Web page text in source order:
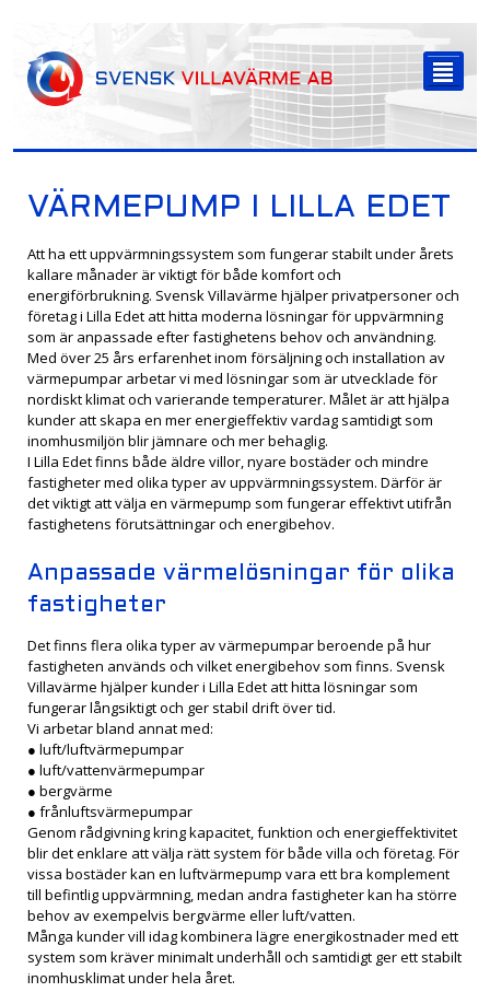
²
VÄRMEPUMP I LILLA EDET
Att ha ett uppvärmningssystem som fungerar stabilt under årets
kallare månader är viktigt för både komfort och
energiförbrukning. Svensk Villavärme hjälper privatpersoner och
företag i Lilla Edet att hitta moderna lösningar för uppvärmning
som är anpassade efter fastighetens behov och användning.
Med över 25 års erfarenhet inom försäljning och installation av
värmepumpar arbetar vi med lösningar som är utvecklade för
nordiskt klimat och varierande temperaturer. Målet är att hjälpa
kunder att skapa en mer energieffektiv vardag samtidigt som
inomhusmiljön blir jämnare och mer behaglig.
I Lilla Edet finns både äldre villor, nyare bostäder och mindre
fastigheter med olika typer av uppvärmningssystem. Därför är
det viktigt att välja en värmepump som fungerar effektivt utifrån
fastighetens förutsättningar och energibehov.
Anpassade värmelösningar för olika
fastigheter
Det finns flera olika typer av värmepumpar beroende på hur
fastigheten används och vilket energibehov som finns. Svensk
Villavärme hjälper kunder i Lilla Edet att hitta lösningar som
fungerar långsiktigt och ger stabil drift över tid.
Vi arbetar bland annat med:
● luft/luftvärmepumpar
● luft/vattenvärmepumpar
● bergvärme
● frånluftsvärmepumpar
Genom rådgivning kring kapacitet, funktion och energieffektivitet
blir det enklare att välja rätt system för både villa och företag. För
vissa bostäder kan en luftvärmepump vara ett bra komplement
till befintlig uppvärmning, medan andra fastigheter kan ha större
behov av exempelvis bergvärme eller luft/vatten.
Många kunder vill idag kombinera lägre energikostnader med ett
system som kräver minimalt underhåll och samtidigt ger ett stabilt
inomhusklimat under hela året.